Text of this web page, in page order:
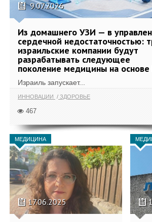
9.07.2026
Из домашнего УЗИ — в
сердечной недостаточностью:
израильские компании будут
разрабатывать следующее
поколение медицины на
Израиль запускает...
ИННОВАЦИИ ЗДОРОВЬЕ
467
МЕДИЦИНА
17.06.2025